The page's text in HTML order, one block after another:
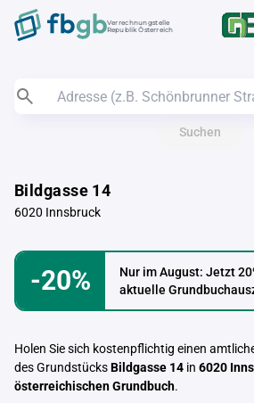
Verrechnungstelle
Republik Österreich
Suchen
Bildgasse 14
6020 Innsbruck
-20%
Nur im August: Jetzt
aktuelle
Holen Sie sich kostenpflichtig einen
des GrundstücksBildgasse 14 in 6020
österreichischen Grundbuch.